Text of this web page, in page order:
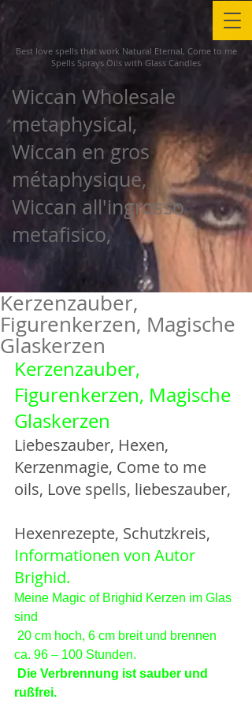
Best love spells that work Natural Eternal, Come to me
Spells Sprays Oils with Glass Candles
Wiccan Wholesale
metaphysical,
Wiccan en gros
métaphysique,
Wiccan all'ingrosso
metafisico,
Kerzenzauber,
Figurenkerzen, Magische
Glaskerzen
Kerzenzauber,
Figurenkerzen, Magische
Glaskerzen
Liebeszauber, Hexen,
Kerzenmagie, Come to me
oils, Love spells, liebeszauber,
Hexenrezepte, Schutzkreis,
Informationen von Autor
Brighid.
Meine Magic of Brighid Kerzen im Glas
sind
ca. 96 – 100 Stunden.
Die Verbrennung ist sauber und
rußfrei.